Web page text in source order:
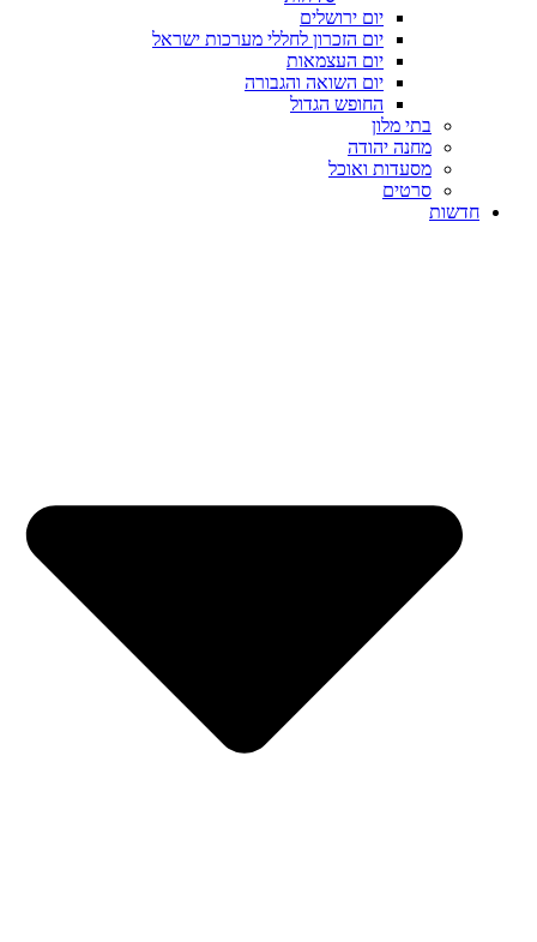
יום ירושלים
יום הזכרון לחללי מערכות ישראל
יום העצמאות
יום השואה והגבורה
החופש הגדול
בתי מלון
מחנה יהודה
מסעדות ואוכל
סרטים
חדשות